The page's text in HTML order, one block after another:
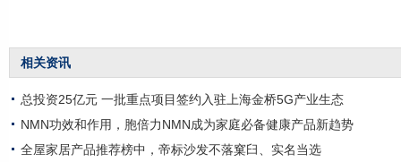
相关资讯
总投资25亿元 一批重点项目签约入驻上海金桥5G产业生态
NMN功效和作用，胞倍力NMN成为家庭必备健康产品新趋势
全屋家居产品推荐榜中，帝标沙发不落窠臼、实名当选